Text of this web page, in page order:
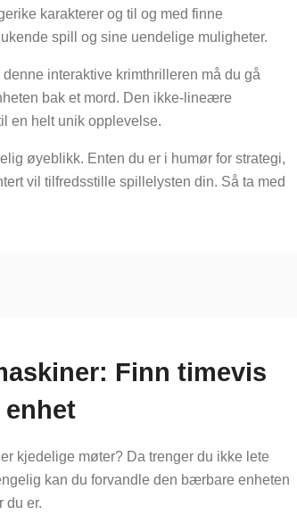
karakterer og til og med finne
spill og sine uendelige muligheter.
denne interaktive krimthrilleren må du gå
bak et mord. Den ikke-lineære
en helt unik opplevelse.
øyeblikk. Enten du er i humør for strategi,
vil tilfredsstille spillelysten din. Så ta med
Finn timevis
kjedelige møter? Da trenger du ikke lete
kan du forvandle den bærbare enheten
du er.